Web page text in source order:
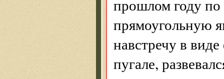
прошлом году по
прямоугольную
навстречу в
пугале,